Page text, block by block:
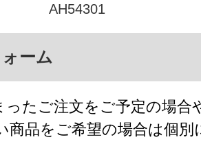
AH54301
ーム
ったご注文をご予定の場合
商品をご希望の場合は個別